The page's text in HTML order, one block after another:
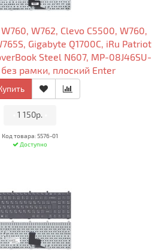
W762, Clevo C5500, W760,
Gigabyte Q1700C, iRu Patriot
Steel N607, MP-08J46SU-
рамки, плоский Enter
1 150р.
Код товара: 5576-01
Доступно